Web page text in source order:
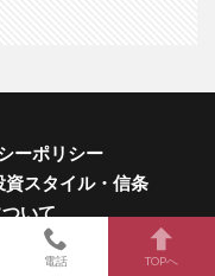
ーポリシー
スタイル・信条
いて
NISA活用クラブ
電話 TOPへ